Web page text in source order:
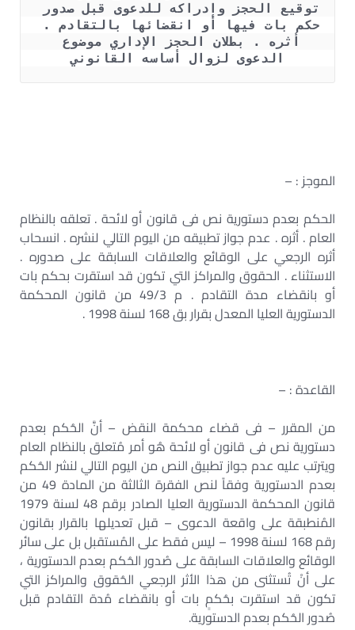
الدعوى لزوال أساسه القانوني
الموجز : –
الحكم بعدم دستورية نص فى قانون أو لائحة . تعلقه بالنظام
العام . أثره . عدم جواز تطبيقه من ‏اليوم التالي لنشره . انسحاب
أثره الرجعي على الوقائع والعلاقات السابقة على صدوره .
الاستثناء . ‏الحقوق والمراكز التي تكون قد استقرت بحكم بات
أو بانقضاء مدة التقادم . م 49/3 من قانون المحكمة
‏الدستورية العليا المعدل بقرار بق 168 لسنة 1998 .‏
القاعدة : –
من المقرر – فى قضاء محكمة النقض – أنَّ الحُكم بعدم
دستورية نص فى قانون أو لائحة هُو أمر ‏مُتعلق بالنظام العام
ويترتب عليه عدم جواز تطبيق النص من اليوم التالي لنشر الحُكم
بعدم الدستورية ‏وفقاً لنص الفقرة الثالثة من المادة 49 من
قانون المحكمة الدستورية العليا الصادر برقم 48 لسنة 1979
‏المُنطبقة ‏على واقعة الدعوى – قبل تعديلها بالقرار بقانون
رقم 168 لسنة 1998 – ليس فقط على المُستقبل بل ‏على سائر
الوقائع والعلاقات السابقة على صُدور الحُكم بعدم الدستورية ،
على أنْ تُستثنى من هذا الأثر ‏الرجعي الحُقوق والمراكز التي
تكون قد استقرت بحُكمٍ بات أو بانقضاء مُدة التقادم قبل
صُدور الحُكم ‏بعدم الدستورية.‏